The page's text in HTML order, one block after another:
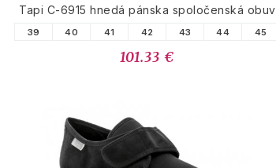
Tapi C-6915 hnedá pánska spoločenská obuv
39 40 41 42 43 44 45
101.33 €